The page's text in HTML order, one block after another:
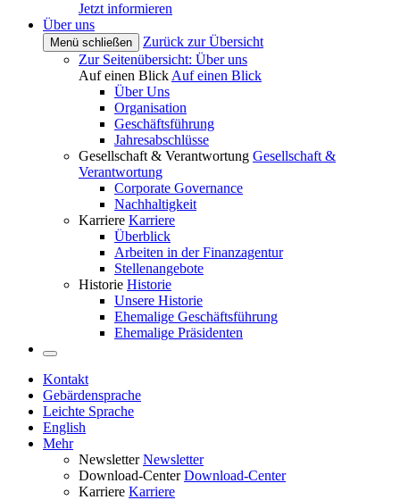
Jetzt informieren
Über uns
Menü schließen
Zurück zur Übersicht
Zur Seitenübersicht: Über uns
Auf einen Blick Auf einen Blick
Über Uns
Organisation
Geschäftsführung
Jahresabschlüsse
Gesellschaft & Verantwortung Gesellschaft &
Verantwortung
Corporate Governance
Nachhaltigkeit
Karriere Karriere
Überblick
Arbeiten in der Finanzagentur
Stellenangebote
Historie Historie
Unsere Historie
Ehemalige Geschäftsführung
Ehemalige Präsidenten
Kontakt
Gebärdensprache
Leichte Sprache
English
Mehr
Newsletter Newsletter
Download-Center Download-Center
Karriere Karriere